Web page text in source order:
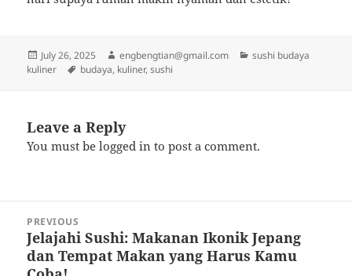
Posted
on
July 26, 2025 Author
engbengtian@gmail.com Categories
sushi budaya
kuliner
Tags
budaya, kuliner,sushi
Leave a Reply
You must belogged in to post a comment.
navigation
PREVIOUS
Previous
post:
Jelajahi Sushi: Makanan Ikonik Jepang
dan Tempat Makan yang Harus Kamu